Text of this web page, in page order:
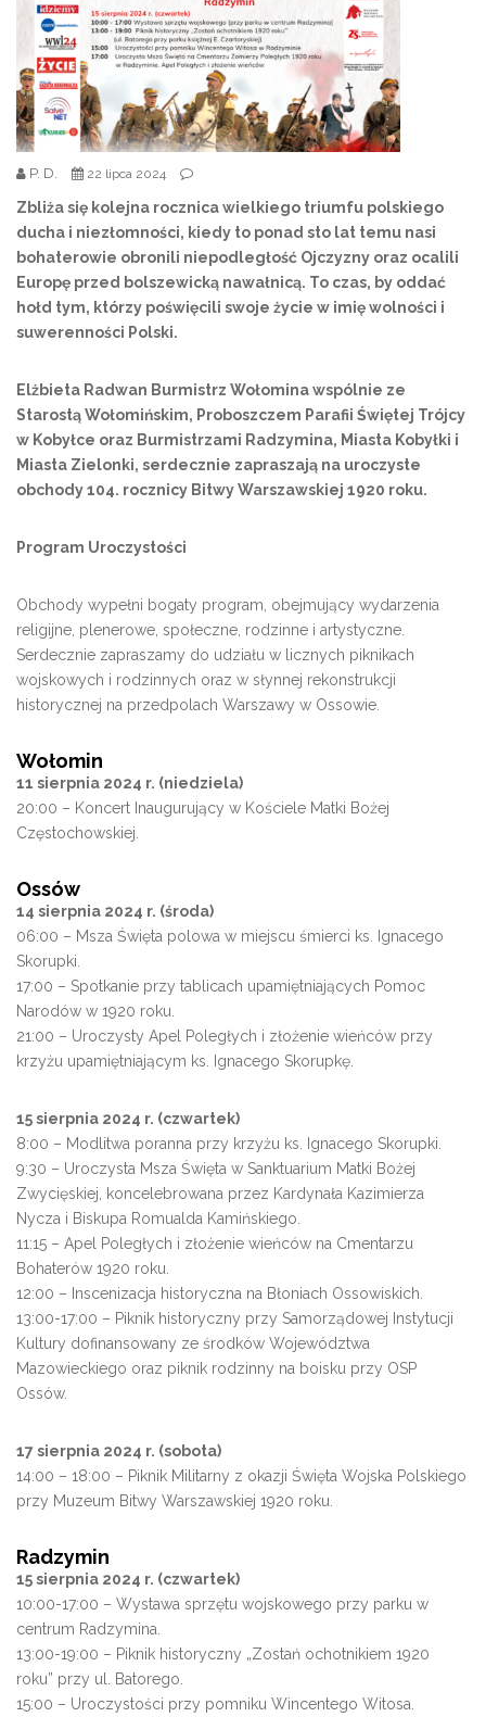
P. D. 22 lipca 2024
Zbliża się kolejna rocznica wielkiego triumfu polskiego
ducha i niezłomności, kiedy to ponad sto lat temu nasi
bohaterowie obronili niepodległość Ojczyzny oraz ocalili
Europę przed bolszewicką nawałnicą. To czas, by oddać
hołd tym, którzy poświęcili swoje życie w imię wolności i
suwerenności Polski.
Elżbieta Radwan Burmistrz Wołomina wspólnie ze
Starostą Wołomińskim, Proboszczem Parafii Świętej Trójcy
w Kobyłce oraz Burmistrzami Radzymina, Miasta Kobyłki i
Miasta Zielonki, serdecznie zapraszają na uroczyste
obchody 104. rocznicy Bitwy Warszawskiej 1920 roku.
Program Uroczystości
Obchody wypełni bogaty program, obejmujący wydarzenia
religijne, plenerowe, społeczne, rodzinne i artystyczne.
Serdecznie zapraszamy do udziału w licznych piknikach
wojskowych i rodzinnych oraz w słynnej rekonstrukcji
historycznej na przedpolach Warszawy w Ossowie.
Wołomin
11 sierpnia 2024 r. (niedziela)
20:00 – Koncert Inaugurujący w Kościele Matki Bożej
Częstochowskiej.
Ossów
14 sierpnia 2024 r. (środa)
06:00 – Msza Święta polowa w miejscu śmierci ks. Ignacego
Skorupki.
17:00 – Spotkanie przy tablicach upamiętniających Pomoc
Narodów w 1920 roku.
21:00 – Uroczysty Apel Poległych i złożenie wieńców przy
krzyżu upamiętniającym ks. Ignacego Skorupkę.
15 sierpnia 2024 r. (czwartek)
8:00 – Modlitwa poranna przy krzyżu ks. Ignacego Skorupki.
9:30 – Uroczysta Msza Święta w Sanktuarium Matki Bożej
Zwycięskiej, koncelebrowana przez Kardynała Kazimierza
Nycza i Biskupa Romualda Kamińskiego.
11:15 – Apel Poległych i złożenie wieńców na Cmentarzu
Bohaterów 1920 roku.
12:00 – Inscenizacja historyczna na Błoniach Ossowiskich.
13:00-17:00 – Piknik historyczny przy Samorządowej Instytucji
Kultury dofinansowany ze środków Województwa
Mazowieckiego oraz piknik rodzinny na boisku przy OSP
Ossów.
17 sierpnia 2024 r. (sobota)
14:00 – 18:00 – Piknik Militarny z okazji Święta Wojska Polskiego
przy Muzeum Bitwy Warszawskiej 1920 roku.
Radzymin
15 sierpnia 2024 r. (czwartek)
10:00-17:00 – Wystawa sprzętu wojskowego przy parku w
centrum Radzymina.
13:00-19:00 – Piknik historyczny „Zostań ochotnikiem 1920
roku” przy ul. Batorego.
15:00 – Uroczystości przy pomniku Wincentego Witosa.